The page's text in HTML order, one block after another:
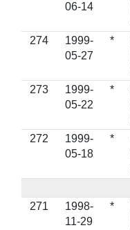
06-14
274
1999-
05-27
*
273
1999-
05-22
*
272
1999-
05-18
*
271
1998-
11-29
*